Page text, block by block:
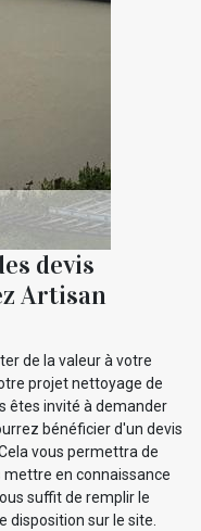
devis
Artisan
de la valeur à votre
projet nettoyage de
êtes invité à demander
bénéficier d'un devis
vous permettra de
en connaissance
suffit de remplir le
disposition sur le site.